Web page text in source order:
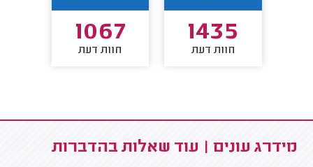
1435
חוות דעת
1067
חוות דעת
מידרג עונים | עוד שאלות בהדברות